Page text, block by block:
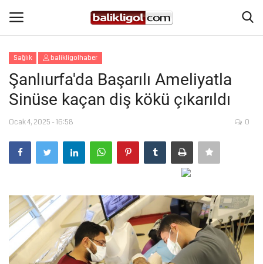
Giriş Yap
Anasayfa
Magazin
Şanlıurfa
Eğitim
Spor
Sağlık balikligolhaber
Şanlıurfa'da Başarılı Ameliyatla
Sinüse kaçan diş kökü çıkarıldı
Ocak 4, 2025 - 16:58 0